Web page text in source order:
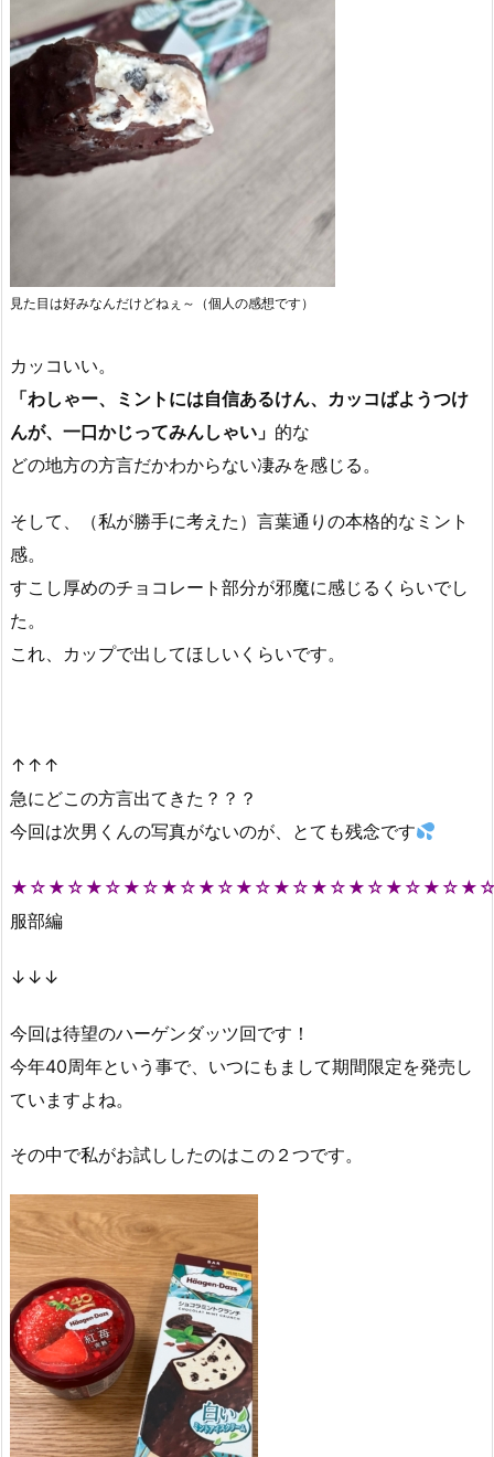
見た目は好みなんだけどねぇ～（個人の感想です）
カッコいい。
「わしゃー、ミントには自信あるけん、カッコばようつけ
んが、一口かじってみんしゃい」 的な
どの地方の方言だかわからない凄みを感じる。
そして、（私が勝手に考えた）言葉通りの本格的なミント
感。
すこし厚めのチョコレート部分が邪魔に感じるくらいでし
た。
これ、カップで出してほしいくらいです。
↑↑↑
急にどこの方言出てきた？？？
今回は次男くんの写真がないのが、とても残念です
服部編
↓↓↓
今回は待望のハーゲンダッツ回です！
今年40周年という事で、いつにもまして期間限定を発売し
ていますよね。
その中で私がお試ししたのはこの２つです。